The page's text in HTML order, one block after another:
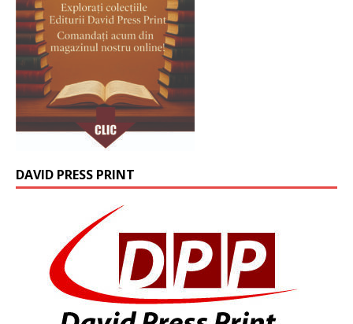
DAVID PRESS PRINT